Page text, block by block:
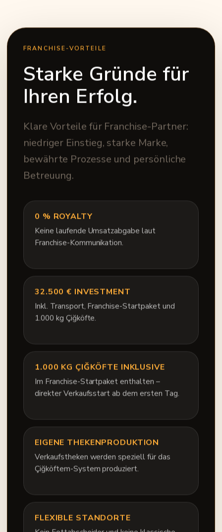
FRANCHISE-VORTEILE
Starke Gründe für
Ihren Erfolg.
Klare Vorteile für Franchise-Partner:
niedriger Einstieg, starke Marke,
bewährte Prozesse und persönliche
Betreuung.
0 % ROYALTY
Keine laufende Umsatzabgabe laut
Franchise-Kommunikation.
32.500 € INVESTMENT
Inkl. Transport, Franchise-Startpaket und
1.000 kg Çiğköfte.
1.000 KG ÇIĞKÖFTE INKLUSIVE
Im Franchise-Startpaket enthalten –
direkter Verkaufsstart ab dem ersten Tag.
EIGENE THEKENPRODUKTION
Verkaufstheken werden speziell für das
Çiğköftem-System produziert.
FLEXIBLE STANDORTE